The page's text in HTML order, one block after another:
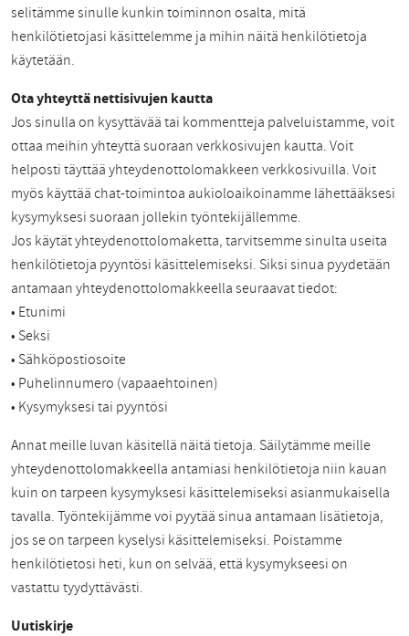
selitämme sinulle kunkin toiminnon osalta, mitä
henkilötietojasi käsittelemme ja mihin näitä henkilötietoja
käytetään.
Ota yhteyttä nettisivujen kautta
Jos sinulla on kysyttävää tai kommentteja palveluistamme, voit
ottaa meihin yhteyttä suoraan verkkosivujen kautta. Voit
helposti täyttää yhteydenottolomakkeen verkkosivuilla. Voit
myös käyttää chat-toimintoa aukioloaikoinamme lähettääksesi
kysymyksesi suoraan jollekin työntekijällemme.
Jos käytät yhteydenottolomaketta, tarvitsemme sinulta useita
henkilötietoja pyyntösi käsittelemiseksi. Siksi sinua pyydetään
antamaan yhteydenottolomakkeella seuraavat tiedot:
• Etunimi
• Seksi
• Sähköpostiosoite
• Puhelinnumero (vapaaehtoinen)
• Kysymyksesi tai pyyntösi
Annat meille luvan käsitellä näitä tietoja. Säilytämme meille
yhteydenottolomakkeella antamiasi henkilötietoja niin kauan
kuin on tarpeen kysymyksesi käsittelemiseksi asianmukaisella
tavalla. Työntekijämme voi pyytää sinua antamaan lisätietoja,
jos se on tarpeen kyselysi käsittelemiseksi. Poistamme
henkilötietosi heti, kun on selvää, että kysymykseesi on
vastattu tyydyttävästi.
Uutiskirje